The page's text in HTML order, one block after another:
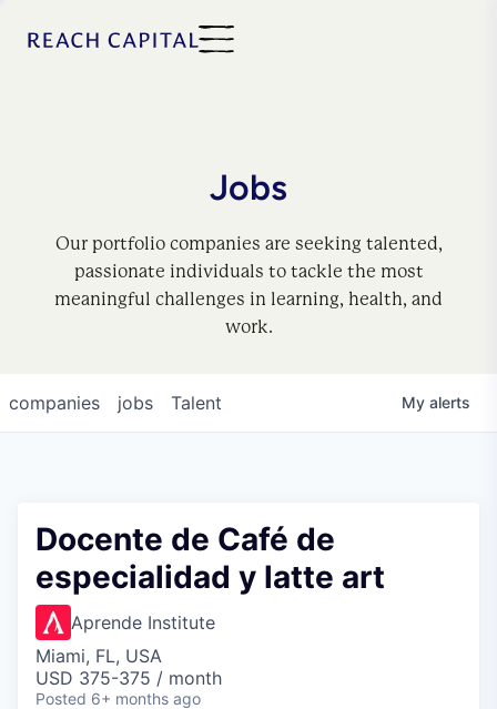
Jobs
Our portfolio companies are seeking talented,
passionate individuals to tackle the most
meaningful challenges in learning, health, and
work.
jobs
companies Talent My alerts
Docente de Café de
especialidad y latte art
Aprende Institute
Miami, FL, USA
USD 375-375 / month
Posted 6+ months ago